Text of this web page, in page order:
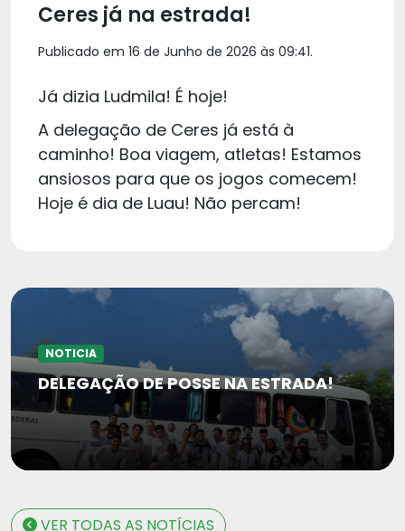
Ceres já na estrada!
Publicado em 16 de Junho de 2026 às 09:41.
Já dizia Ludmila! É hoje!
A delegação de Ceres já está à
caminho! Boa viagem, atletas! Estamos
ansiosos para que os jogos comecem!
Hoje é dia de Luau! Não percam!
NOTICIA
DELEGAÇÃO DE POSSE NA ESTRADA!
VER TODAS AS NOTÍCIAS